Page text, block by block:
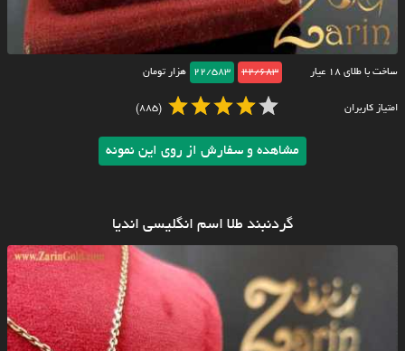
ساخت با طلای ۱۸ عیار 22/683
22/583 هزار تومان
امتیاز کاربران (885)
مشاهده و سفارش از روی این نمونه
گردنبند طلا اسم انگلیسی اندیا